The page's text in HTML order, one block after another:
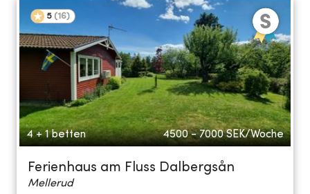
5 (16)
4 + 1 betten 4500 - 7000 SEK/Woche
Ferienhaus am Fluss Dalbergsån
Mellerud